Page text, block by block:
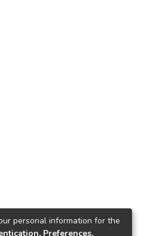
personal information for the
Preferences,